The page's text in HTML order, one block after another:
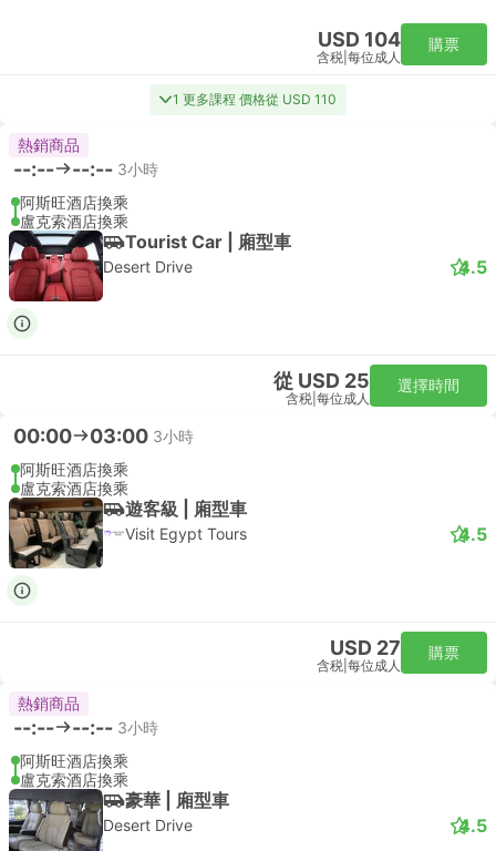
USD 104
含税 每位成人
購票
1 更多課程 價格從 USD 110
熱銷商品
--:-- --:-- 3小時
阿斯旺酒店換乘
盧克索酒店換乘
Tourist Car | 廂型車
Desert Drive 4.5
從 USD 25
含税 每位成人
選擇時間
00:00 03:00 3小時
阿斯旺酒店換乘
盧克索酒店換乘
遊客級 | 廂型車
Visit Egypt Tours 4.5
USD 27
含税 每位成人
購票
熱銷商品
--:-- --:-- 3小時
阿斯旺酒店換乘
盧克索酒店換乘
豪華 | 廂型車
Desert Drive 4.5